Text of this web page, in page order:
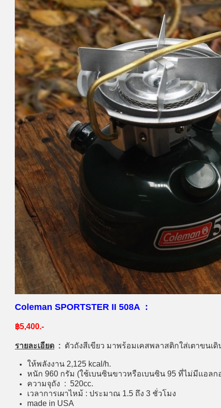
Coleman SPORTSTER II 508A :
฿5,400.-
รายละเอียด : ตัวถังสีเขียว มาพร้อมเคสพลาสติกใส่เตาขนเ
ให้พลังงาน 2,125 kcal/h.
หนัก 960 กรัม (ใช้เบนซินขาวหรือเบนซิน 95 ที่ไม่มีแอลก
ความจุถัง : 520cc.
เวลาการเผาไหม้ : ประมาณ 1.5 ถึง 3 ชั่วโมง
made in USA